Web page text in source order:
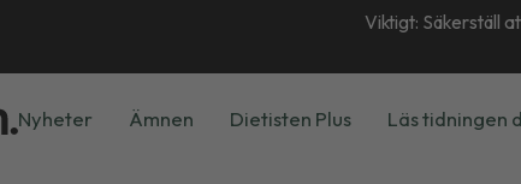
Viktigt: Säkerställ
Nyheter Ämnen Dietisten Plus Läs tidningen